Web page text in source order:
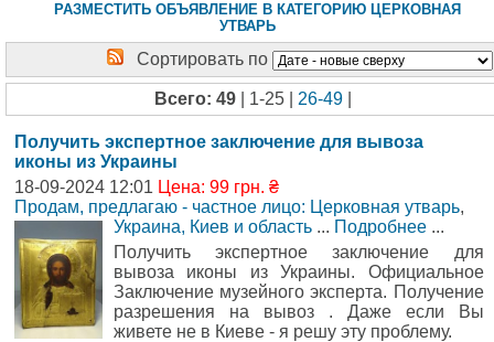
РАЗМЕСТИТЬ ОБЪЯВЛЕНИЕ В КАТЕГОРИЮ ЦЕРКОВНАЯ
УТВАРЬ
Сортировать по
Всего: 49| 1-25 | 26-49|
Получить экспертное заключение для вывоза
иконы из Украины
18-09-2024 12:01 Цена: 99 грн. ₴
Продам, предлагаю - частное лицо: Церковная утварь,
Украина, Киев и область ... Подробнее ...
Получить экспертное заключение для
вывоза иконы из Украины. Официальное
Заключение музейного эксперта. Получение
разрешения на вывоз . Даже если Вы
живете не в Киеве - я решу эту проблему.